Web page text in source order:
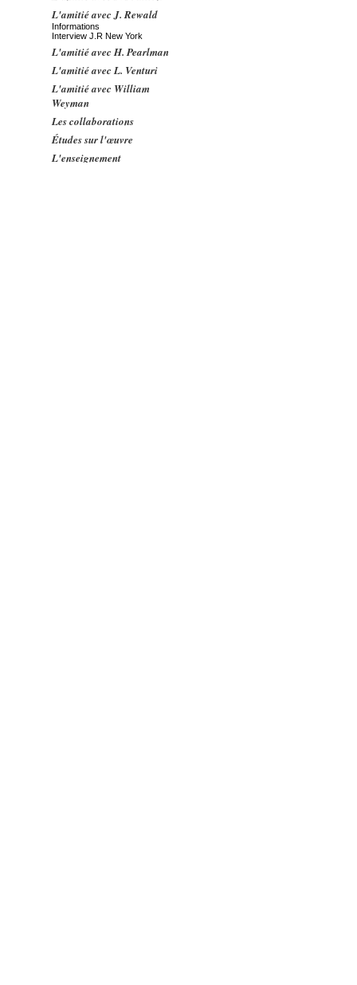
L'amitié avec J. Rewald
Informations
Interview J.R New York
L'amitié avec H. Pearlman
L'amitié avec L. Venturi
L'amitié avec William
Weyman
Les collaborations
Études sur l'œuvre
L'enseignement